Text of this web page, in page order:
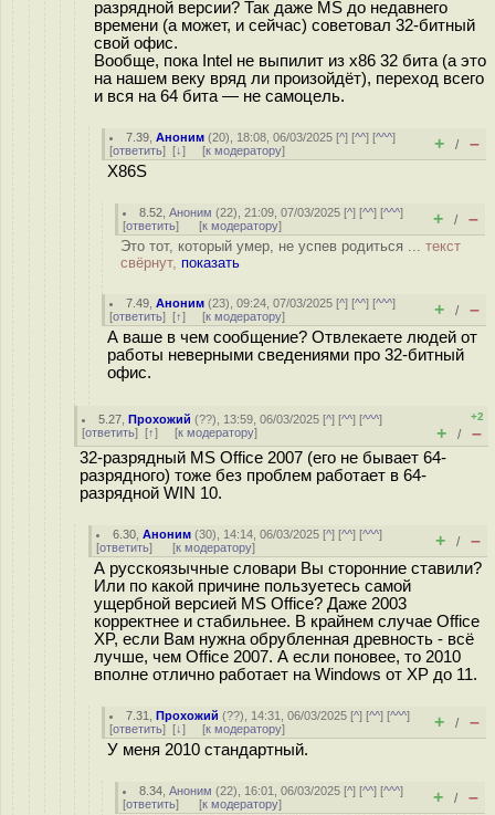
разрядной версии? Так даже MS до недавнего
времени (а может, и сейчас) советовал 32-битный
свой офис.
Вообще, пока Intel не выпилит из x86 32 бита (а это
на нашем веку вряд ли произойдёт), переход всего
и вся на 64 бита — не самоцель.
7.39 ,Аноним (20), 18:08, 06/03/2025 [^] [^^] [^^^]
[ответить] [↓] [к модератору] + / –
X86S
8.52 ,Аноним (22), 21:09, 07/03/2025 [^] [^^] [^^^]
[ответить] [к модератору] + / –
Это тот, который умер, не успев родиться ... текст
свёрнут, показать
7.49 ,Аноним (23), 09:24, 07/03/2025 [^] [^^] [^^^]
[ответить] [↑] [к модератору] + / –
А ваше в чем сообщение? Отвлекаете людей от
работы неверными сведениями про 32-битный
офис.
5.27 ,Прохожий (??), 13:59, 06/03/2025 [^] [^^] [^^^]
[ответить] [↑] [к модератору]
+2
+ / –
32-разрядный MS Office 2007 (его не бывает 64-
разрядного) тоже без проблем работает в 64-
разрядной WIN 10.
6.30 ,Аноним (30), 14:14, 06/03/2025 [^] [^^] [^^^]
[ответить] [к модератору] + / –
А русскоязычные словари Вы сторонние ставили?
Или по какой причине пользуетесь самой
ущербной версией MS Office? Даже 2003
корректнее и стабильнее. В крайнем случае Office
XP, если Вам нужна обрубленная древность - всё
лучше, чем Office 2007. А если поновее, то 2010
вполне отлично работает на Windows от XP до 11.
7.31 ,Прохожий (??), 14:31, 06/03/2025 [^] [^^] [^^^]
[ответить] [↓] [к модератору] + / –
У меня 2010 стандартный.
8.34 ,Аноним (22), 16:01, 06/03/2025 [^] [^^] [^^^]
[ответить] [к модератору] + / –